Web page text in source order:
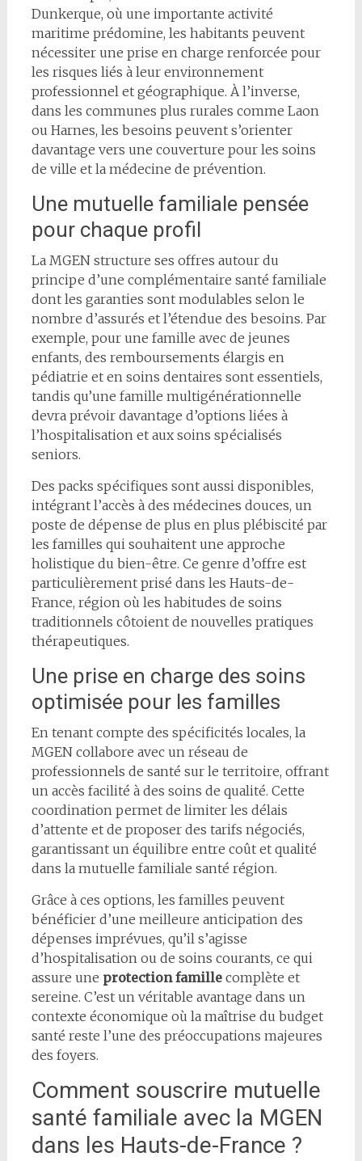
Dunkerque, où une importante activité
maritime prédomine, les habitants peuvent
nécessiter une prise en charge renforcée pour
les risques liés à leur environnement
professionnel et géographique. À l’inverse,
dans les communes plus rurales comme Laon
ou Harnes, les besoins peuvent s’orienter
davantage vers une couverture pour les soins
de ville et la médecine de prévention.
Une mutuelle familiale pensée
pour chaque profil
La MGEN structure ses offres autour du
principe d’une complémentaire santé familiale
dont les garanties sont modulables selon le
nombre d’assurés et l’étendue des besoins. Par
exemple, pour une famille avec de jeunes
enfants, des remboursements élargis en
pédiatrie et en soins dentaires sont essentiels,
tandis qu’une famille multigénérationnelle
devra prévoir davantage d’options liées à
l’hospitalisation et aux soins spécialisés
seniors.
Des packs spécifiques sont aussi disponibles,
intégrant l’accès à des médecines douces, un
poste de dépense de plus en plus plébiscité par
les familles qui souhaitent une approche
holistique du bien-être. Ce genre d’offre est
particulièrement prisé dans les Hauts-de-
France, région où les habitudes de soins
traditionnels côtoient de nouvelles pratiques
thérapeutiques.
Une prise en charge des soins
optimisée pour les familles
En tenant compte des spécificités locales, la
MGEN collabore avec un réseau de
professionnels de santé sur le territoire, offrant
un accès facilité à des soins de qualité. Cette
coordination permet de limiter les délais
d’attente et de proposer des tarifs négociés,
garantissant un équilibre entre coût et qualité
dans la mutuelle familiale santé région.
Grâce à ces options, les familles peuvent
bénéficier d’une meilleure anticipation des
dépenses imprévues, qu’il s’agisse
d’hospitalisation ou de soins courants, ce qui
assure une protection famillecomplète et
sereine. C’est un véritable avantage dans un
contexte économique où la maîtrise du budget
santé reste l’une des préoccupations majeures
des foyers.
Comment souscrire mutuelle
santé familiale avec la MGEN
dans les Hauts-de-France ?